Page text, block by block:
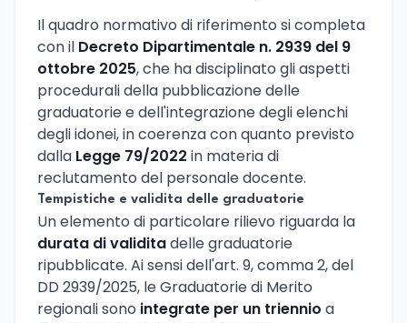
Il quadro normativo di riferimento si completa
con il Decreto Dipartimentale n. 2939 del 9
ottobre 2025, che ha disciplinato gli aspetti
procedurali della pubblicazione delle
graduatorie e dell'integrazione degli elenchi
degli idonei, in coerenza con quanto previsto
dalla Legge 79/2022 in materia di
reclutamento del personale docente.
Tempistiche e validita delle graduatorie
Un elemento di particolare rilievo riguarda la
durata di validitadelle graduatorie
ripubblicate. Ai sensi dell'art. 9, comma 2, del
DD 2939/2025, le Graduatorie di Merito
regionali sono integrate per un triennio a